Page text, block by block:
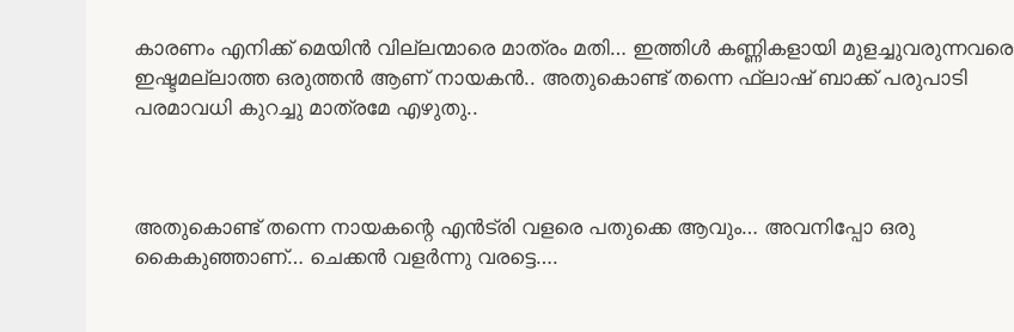
കാരണം എനിക്ക് മെയിൻ വില്ലന്മാരെ മാത്രം മതി… ഇത്തിൾ കണ്ണികളായി മുളച്ചുവരുന്നവരെ
ഇഷ്ടമല്ലാത്ത ഒരുത്തൻ ആണ് നായകൻ.. അതുകൊണ്ട് തന്നെ ഫ്ലാഷ് ബാക്ക് പരുപാടി
പരമാവധി കുറച്ചു മാത്രമേ എഴുതു..
അതുകൊണ്ട് തന്നെ നായകന്റെ എൻട്രി വളരെ പതുക്കെ ആവും… അവനിപ്പോ ഒരു
കൈകുഞ്ഞാണ്… ചെക്കൻ വളർന്നു വരട്ടെ….